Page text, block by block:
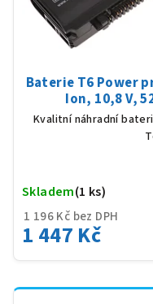
Baterie T6 Power
Ion, 10,8 V,
Kvalitní náhradní
1 196 Kč bez DPH
1 447 Kč
Skladem(1 ks)